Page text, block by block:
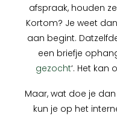
afspraak, houden
Kortom? Je weet
aan begint.
een briefje
gezocht‘. Het kan
Maar, wat doe je
kun je op het